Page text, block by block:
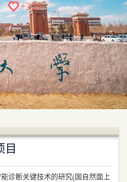
+329
目
诊断关键技术的研究(国自然面上